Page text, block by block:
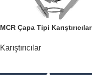
MCR Çapa Tipi Karıştırıcılar
Karıştırıcılar